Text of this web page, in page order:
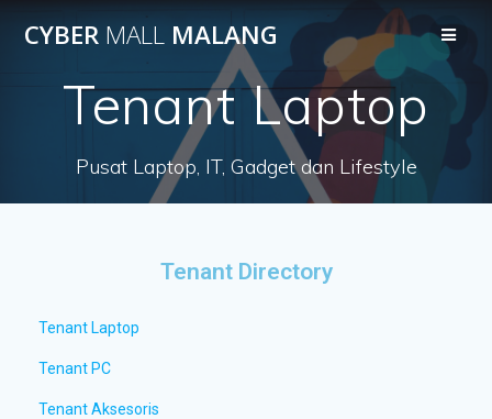
CYBER MALL MALANG
Tenant Laptop
Pusat Laptop, IT, Gadget dan Lifestyle
Tenant Directory
Tenant Laptop
Tenant PC
Tenant Aksesoris